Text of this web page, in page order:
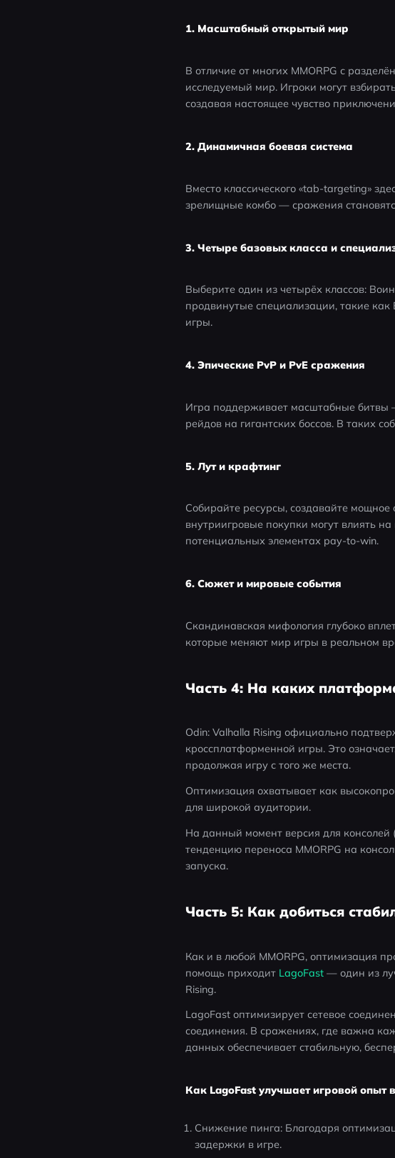
1. Масштабный открытый мир
В отличие от многих MMORPG с
исследуемый мир. Игроки могут
создавая настоящее чувство
2. Динамичная боевая система
Вместо классического «tab-targeting»
зрелищные комбо — сражения
3. Четыре базовых класса и
Выберите один из четырёх классов:
продвинутые специализации, такие
игры.
4. Эпические PvP и PvE сражения
Игра поддерживает масштабные битвы
рейдов на гигантских боссов. В таких
5. Лут и крафтинг
Собирайте ресурсы, создавайте
внутриигровые покупки могут влиять
потенциальных элементах pay-to-win.
6. Сюжет и мировые события
Скандинавская мифология глубоко
которые меняют мир игры в реальном
Часть 4: На каких
Odin: Valhalla Rising официально
кроссплатформенной игры. Это
продолжая игру с того же места.
Оптимизация охватывает как
для широкой аудитории.
На данный момент версия для
тенденцию переноса MMORPG на
запуска.
Часть 5: Как добиться
Как и в любой MMORPG, оптимизация
помощь приходит LagoFast — один из
Rising.
LagoFast оптимизирует сетевое
соединения. В сражениях, где важна
данных обеспечивает стабильную,
Как LagoFast улучшает игровой опыт
Снижение пинга: Благодаря
задержки в игре.